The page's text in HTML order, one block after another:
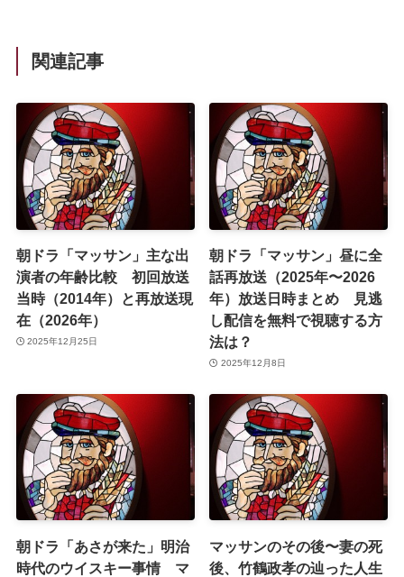
関連記事
朝ドラ「マッサン」主な出
演者の年齢比較 初回放送
当時（2014年）と再放送現
在（2026年）
2025年12月25日
朝ドラ「マッサン」昼に全
話再放送（2025年〜2026
年）放送日時まとめ 見逃
し配信を無料で視聴する方
法は？
2025年12月8日
朝ドラ「あさが来た」明治
時代のウイスキー事情 マ
マッサンのその後〜妻の死
後、竹鶴政孝の辿った人生